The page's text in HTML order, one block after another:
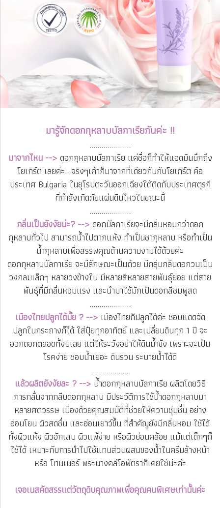
มารู้จักดอกกุหลาบบัลกาเรียกันค่ะ !!
.....................
มาจากไหน --> ดอกกุหลาบบัลกาเรีย แค่ชื่อก็ทำให้แอดมินนึกถึง
โยเกิร์ต เลยค่ะ.. จริงๆเค้าก็มาจากที่เดียวกันกับโยเกิร์ต คือ
ประเทศ Bulgaria ในยุโรปตะวันออกเฉียงใต้ติดกับประเทศตุรกี
ที่กำลังเกิดภัยแผ่นดินไหวในขณะนี้
.....................
กลิ่นเป็นยังงัยน่ะ? --> ดอกบัลกาเรียจะมีกลิ่นหอมกว่าดอก
กุหลาบทั่วไป สามารถน้ำไปตากแห้ง ทำเป็นชากุหลาบ หรือทำเป็น
น้ำกุหลาบเพื่อสรรพคุณด้านความงามได้ด้วยค่ะ
ดอกกุหลาบบัลกาเรีย จะมีลักษณะเป็นถ้วย มีกลุ่มกลีบดอกวนเป็น
วงกลมเล็กๆ หลายวงข้างใน มีหลายสีหลายสายพันธุ์ย่อย แต่สาย
พันธ์ุที่มีกลิ่นหอมแรง และนำมาใช้มักเป็นดอกสีชมพูสด
.....................
เมืองไทยปลูกได้มั้ย ? --> เมืองไทยก็ปลูกได้ค่ะ ชอบแดดจัด
ปลูกในกระถางก็ได้ ใส่ปุ๋ยทุกอาทิตย์ และเปลี่ยนดินทุก 1 ปี จะ
ออกดอกตลอดทั้งปีเลย แต่ให้ระวังอย่าให้ดินน้ำขัง เพราะจะเป็น
โรคง่าย ชอบน้ำเยอะ ดินร่วน ระบายน้ำได้ดี
....................
แล้วผลิตยังงัยละ ? --> น้ำดอกกุหลาบบัลกาเรีย ผลิตโดยวิธี
การกลั่นจากกลีบดอกกุหลาบ มีประวัติการใช้น้ำดอกกุหลาบมา
หลายศตวรรษ เนื่องด้วยคุณสมบัติที่ช่วยให้ความชุ่มชื่น อย่าง
อ่อนโยน ผิวสดชื่น และอ่อนเยาว์ขึ้น ที่สำคัญยังมีกลิ่นหอม ใช้ได้
ทั้งผิวแห้ง ผิวอักเสบ ผิวแพ้ง่าย หรือผิวย่อนคล้อย แม้แต่เด็กๆก็
ใช้ได้ เหมาะกับการนำไปใช้แทนส่วนผสมของน้ำในครีมล้างหน้า
หรือ โทนเนอร์ พระนางคลีโอพัตราก็เคยใช้น่ะค่ะ
เจอเนสคัดสรรแต่วัตถุดิบคุณภาพเพื่อคุณคนพิเศษเท่านั้นค่ะ